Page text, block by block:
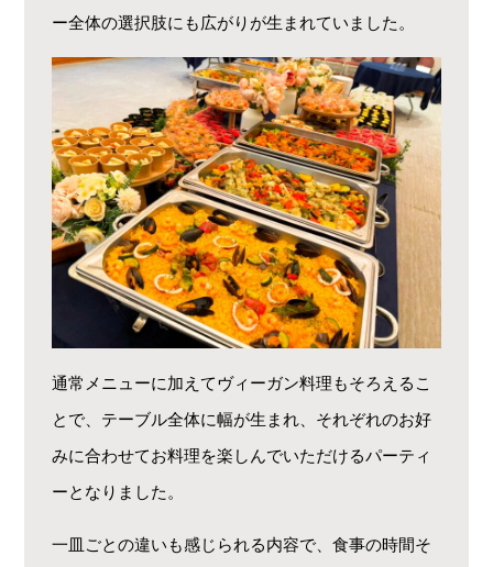
ー全体の選択肢にも広がりが生まれていました。
通常メニューに加えてヴィーガン料理もそろえるこ
とで、テーブル全体に幅が生まれ、それぞれのお好
みに合わせてお料理を楽しんでいただけるパーティ
ーとなりました。
一皿ごとの違いも感じられる内容で、食事の時間そ